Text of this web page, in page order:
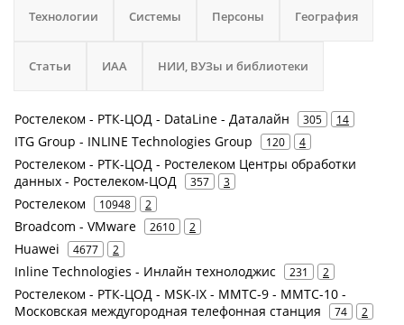
Технологии Системы Персоны География
Статьи ИАА НИИ, ВУЗы и библиотеки
Ростелеком - РТК-ЦОД - DataLine - Даталайн 305 14
ITG Group - INLINE Technologies Group 120 4
Ростелеком - РТК-ЦОД - Ростелеком Центры обработки
данных - Ростелеком-ЦОД
357 3
Ростелеком 10948 2
Broadcom - VMware 2610 2
Huawei 4677 2
Inline Technologies - Инлайн технолоджис 231 2
Ростелеком - РТК-ЦОД - MSK-IX - ММТС-9 - ММТС-10 -
Московская междугородная телефонная станция
74 2